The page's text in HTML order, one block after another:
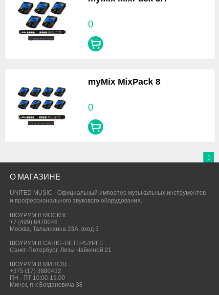
0
myMix MixPack 8
0
1
О МАГАЗИНЕ
UNITED MUSIC - Официальный импортер музыкальных инструментов
и профессионального звукового оборудования.
ШОУРУМ В МОСКВЕ:
+7 (499) 6478046
Москва, Талалихина 33А, вход 3
ШОУРУМ В САНКТ-ПЕТЕРБУРГЕ:
Санкт-Петербург, Лизы Чайкиной 21
ШОУРУМ В МИНСКЕ:
+375 (17) 3880432
ПН - ПТ 10:00-19.00
Минск, п-к Богдановича 38